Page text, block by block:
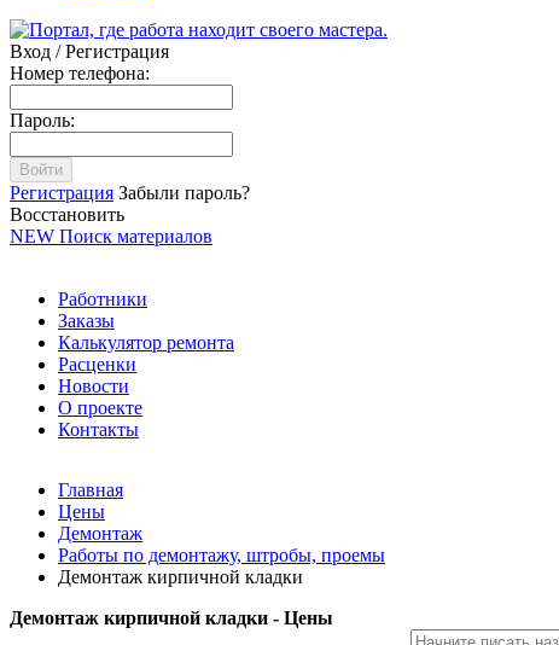
Вход / Регистрация
Номер телефона:
Пароль:
Войти
Регистрация Забыли пароль?
Восстановить
NEW Поиск материалов
Работники
Заказы
Калькулятор ремонта
Расценки
Новости
О проекте
Контакты
Главная
Цены
Демонтаж
Работы по демонтажу, штробы, проемы
Демонтаж кирпичной кладки
Демонтаж кирпичной кладки - Цены